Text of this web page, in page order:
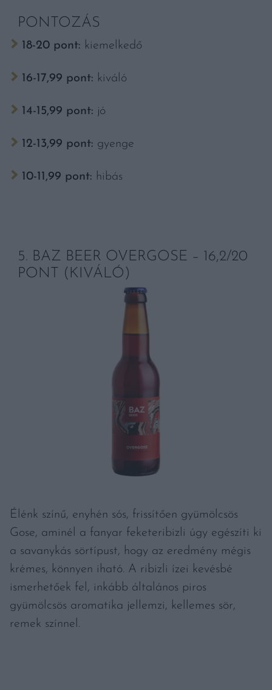
PONTOZÁS
18-20 pont: kiemelkedő
16-17,99 pont: kiváló
14-15,99 pont: jó
12-13,99 pont: gyenge
10-11,99 pont: hibás
5. BAZ BEER OVERGOSE – 16,2/20
PONT (KIVÁLÓ)
Élénk színű, enyhén sós, frissítően gyümölcsös
Gose, aminél a fanyar feketeribizli úgy egészíti ki
a savanykás sörtípust, hogy az eredmény mégis
krémes, könnyen iható. A ribizli ízei kevésbé
ismerhetőek fel, inkább általános piros
gyümölcsös aromatika jellemzi, kellemes sör,
remek színnel.